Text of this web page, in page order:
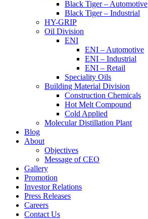
Black Tiger – Automotive
Black Tiger – Industrial
HY-GRIP
Oil Division
ENI
ENI – Automotive
ENI – Industrial
ENI – Retail
Speciality Oils
Building Material Division
Construction Chemicals
Hot Melt Compound
Cold Applied
Molecular Distillation Plant
Blog
About
Objectives
Message of CEO
Gallery
Promotion
Investor Relations
Press Releases
Careers
Contact Us